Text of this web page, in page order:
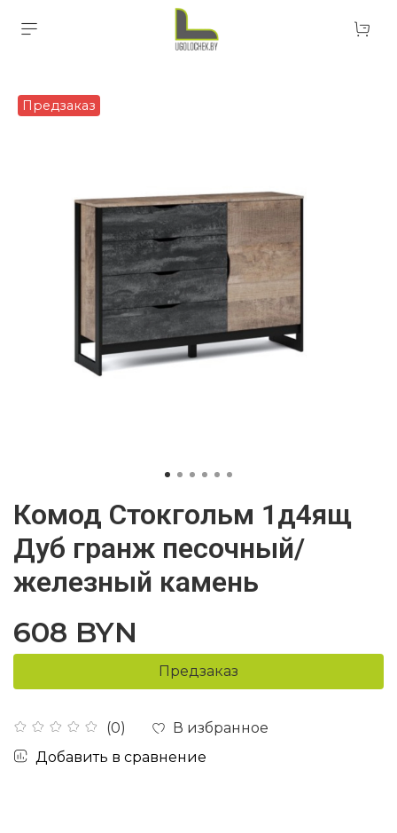
Предзаказ
Комод Стокгольм 1д4ящ
Дуб гранж песочный/
железный камень
(0)
В избранное
Добавить в сравнение
608 BYN
Предзаказ